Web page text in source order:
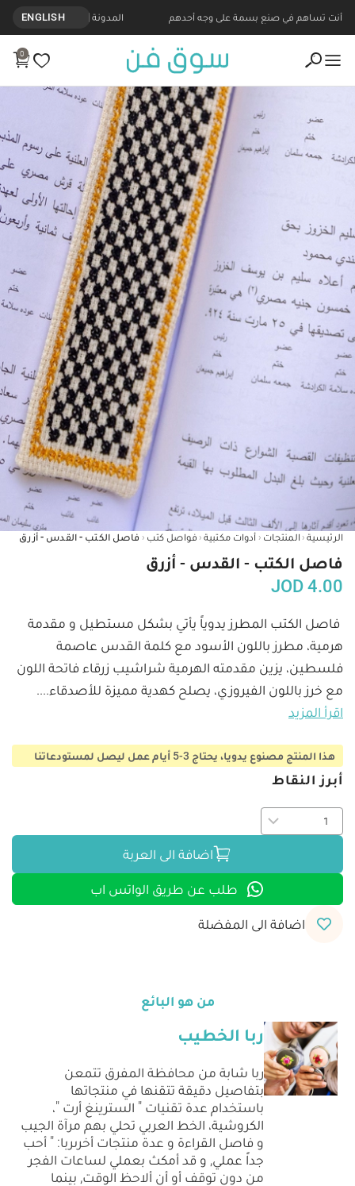
أنت تساهم في صنع بسمة على وجه أحدهم المدونة ENGLISH
0
الرئيسية ‹ المنتجات ‹ أدوات مكتبية ‹ فواصل كتب ‹ فاصل الكتب - القدس - أزرق
فاصل الكتب - القدس - أزرق
JOD4.00
فاصل الكتب المطرز يدوياً يأتي بشكل مستطيل و مقدمة
هرمية، مطرز باللون الأسود مع كلمة القدس عاصمة
فلسطين، يزين مقدمته الهرمية شراشيب زرقاء فاتحة اللون
مع خرز باللون الفيروزي، يصلح كهدية مميزة للأصدقاء. ...
اقرأ المزيد
هذا المنتج مصنوع يدويا، يحتاج 3-5 أيام عمل ليصل لمستودعاتنا
أبرز النقاط
اضافة الى العربة
طلب عن طريق الواتس اب
اضافة الى المفضلة
من هو البائع
ربا الخطيب
ربا شابة من محافظة المفرق تتمعن
بتفاصيل دقيقة تتقنها في منتجاتها
باستخدام عدة تقنيات " السترينغ أرت "،
الكروشية، الخط العربي تحلي بهم مرآة الجيب
و فاصل القراءة و عدة منتجات أخرىربا: " أحب
جداً عملي, و قد أمكث بعملي لساعات الفجر
من دون توقف أو أن ألاحظ الوقت, بينما